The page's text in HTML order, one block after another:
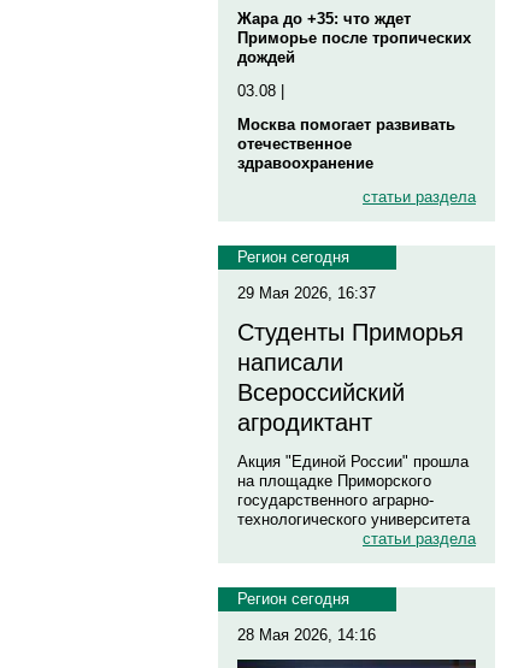
Жара до +35: что ждет
Приморье после тропических
дождей
03.08 |
Москва помогает развивать
отечественное
здравоохранение
статьи раздела
Регион сегодня
29 Мая 2026, 16:37
Студенты Приморья
написали
Всероссийский
агродиктант
Акция "Единой России" прошла
на площадке Приморского
государственного аграрно-
технологического университета
статьи раздела
Регион сегодня
28 Мая 2026, 14:16